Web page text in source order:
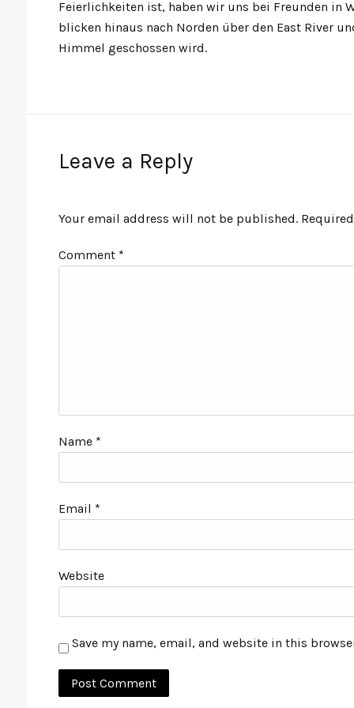
Feierlichkeiten ist, haben wir uns bei Freunden in
blicken hinaus nach Norden über den East River
Himmel geschossen wird.
Leave a Reply
Your email address will not be published.
Comment *
Name *
Email *
Website
Save my name, email, and website in this